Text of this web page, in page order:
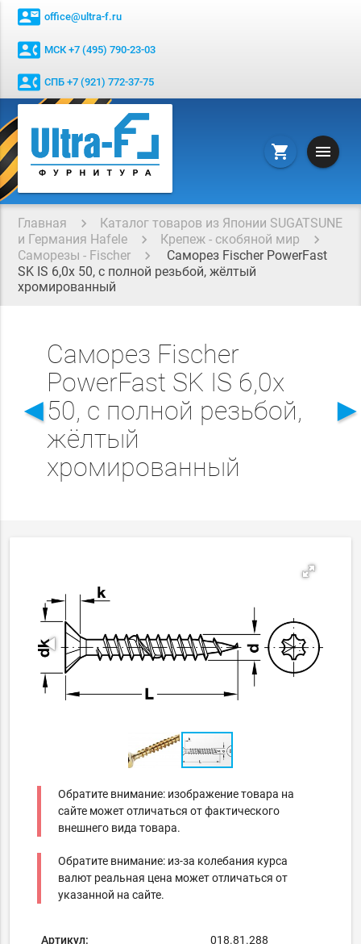
contact_mail office@ultra-f.ru
contact_phone МСК +7 (495) 790-23-03
contact_phone СПБ +7 (921) 772-37-75
shopping_cart menu
Главная
Каталог товаров из Японии SUGATSUNE
и Германия Hafele
Крепеж - скобяной мир
Саморезы - Fischer
Саморез Fischer PowerFast
SK IS 6,0x 50, с полной резьбой, жёлтый
хромированный
◄
Саморез Fischer
PowerFast SK IS 6,0x
50, с полной резьбой,
жёлтый
хромированный
Обратите внимание: изображение товара на
сайте может отличаться от фактического
внешнего вида товара.
Обратите внимание: из-за колебания курса
валют реальная цена может отличаться от
указанной на сайте.
Артикул: 018.81.288